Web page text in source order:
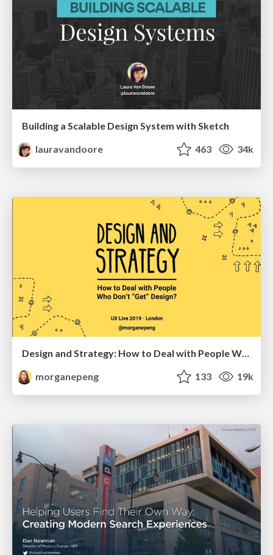
Building a Scalable Design System with Sketch
lauravandoore
463 34k
Design and Strategy: How to Deal with People Who Don’t "Get" Design
morganepeng
133 19k